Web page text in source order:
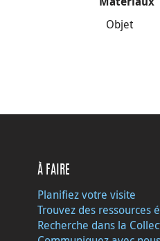
Objet
À FAIRE
Planifiez votre visite
Trouvez des ressources
Recherche dans la